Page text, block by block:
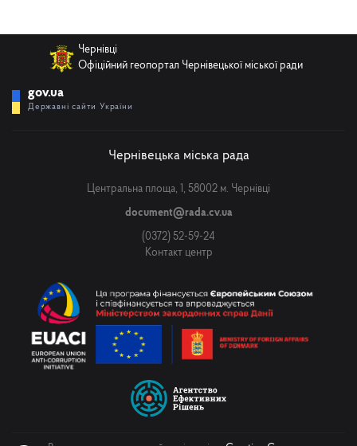
Чернівці
Офіційний геопортал Чернівецької міської ради
gov.ua
Державні сайти України
Чернівецька міська рада
Центральна площа, 1, 58002 м. Чернівці
document@rada.cv.ua
(0372) 52-59-24
Контакт центр